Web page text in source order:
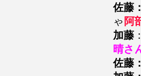
佐藤：
ゃ 阿
加藤 ：
晴さ
佐藤：